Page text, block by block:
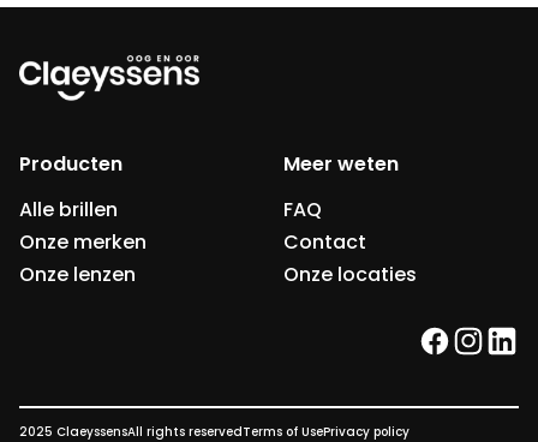
Producten
Alle brillen
Onze merken
Onze lenzen
Meer weten
FAQ
Contact
Onze locaties
facebook
2025 ClaeyssensAll rights reservedTerms of UsePrivacy policy